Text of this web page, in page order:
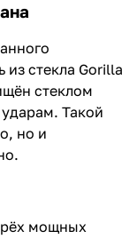
стекла Gorilla
стеклом
Такой
но и
мощных